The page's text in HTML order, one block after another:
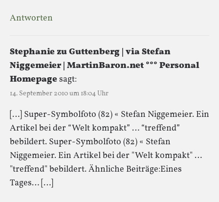
Antworten
Stephanie zu Guttenberg | via Stefan
Niggemeier | MartinBaron.net °°° Personal
Homepagesagt:
14. September 2010 um 18:04 Uhr
[…] Super-Symbolfoto (82) « Stefan Niggemeier. Ein
Artikel bei der “Welt kompakt” … “treffend”
bebildert. Super-Symbolfoto (82) « Stefan
Niggemeier. Ein Artikel bei der "Welt kompakt" …
"treffend" bebildert. Ähnliche Beiträge:Eines
Tages… […]